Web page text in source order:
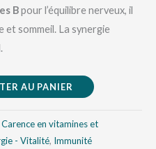
Bpour l’équilibre nerveux, il
sommeil. La synergie
AU PANIER
Carence en vitamines et
- Vitalité, Immunité